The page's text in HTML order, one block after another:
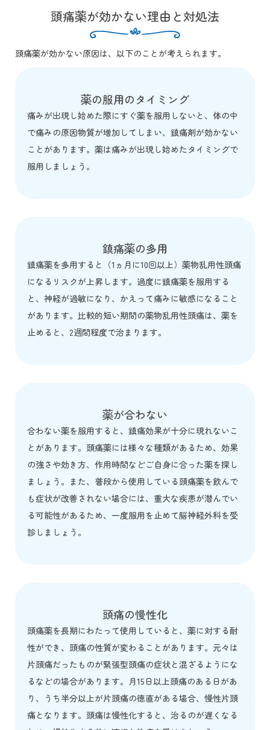
頭痛薬が効かない理由と対処法
頭痛薬が効かない原因は、以下のことが考えられます。
薬の服用のタイミング
痛みが出現し始めた際にすぐ薬を服用しないと、体の中
で痛みの原因物質が増加してしまい、鎮痛剤が効かない
ことがあります。薬は痛みが出現し始めたタイミングで
服用しましょう。
鎮痛薬の多用
鎮痛薬を多用すると（1ヵ月に10回以上）薬物乱用性頭痛
になるリスクが上昇します。過度に鎮痛薬を服用する
と、神経が過敏になり、かえって痛みに敏感になること
があります。比較的短い期間の薬物乱用性頭痛は、薬を
止めると、2週間程度で治まります。
薬が合わない
合わない薬を服用すると、鎮痛効果が十分に現れないこ
とがあります。頭痛薬には様々な種類があるため、効果
の強さや効き方、作用時間などご自身に合った薬を探し
ましょう。また、普段から使用している頭痛薬を飲んで
も症状が改善されない場合には、重大な疾患が潜んでい
る可能性があるため、一度服用を止めて脳神経外科を受
診しましょう。
頭痛の慢性化
頭痛薬を長期にわたって使用していると、薬に対する耐
性ができ、頭痛の性質が変わることがあります。元々は
片頭痛だったものが緊張型頭痛の症状と混ざるようにな
るなどの場合があります。月15日以上頭痛のある日があ
り、うち半分以上が片頭痛の徳直がある場合、慢性片頭
痛となります。頭痛は慢性化すると、治るのが遅くなる